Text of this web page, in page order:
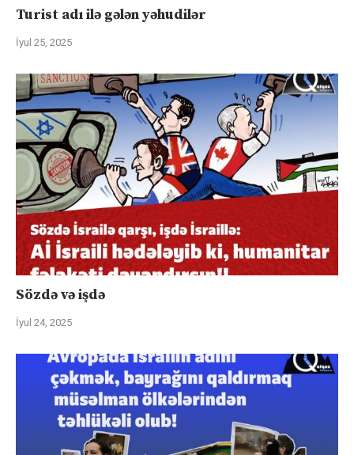
Turist adı ilə gələn yəhudilər
İyul 25, 2025
Sözdə və işdə
İyul 24, 2025